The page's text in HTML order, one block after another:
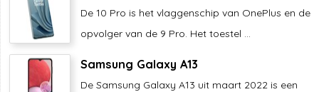
De 10 Pro is het vlaggenschip van OnePlus en de
opvolger van de 9 Pro. Het toestel ...
Samsung Galaxy A13
De Samsung Galaxy A13 uit maart 2022 is een